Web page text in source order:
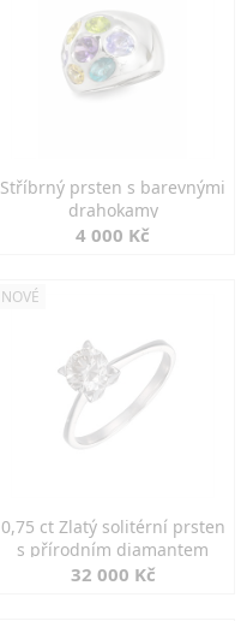
Stříbrný prsten s barevnými
drahokamy
4 000 Kč
NOVÉ
0,75 ct Zlatý solitérní prsten
s přírodním diamantem
32 000 Kč